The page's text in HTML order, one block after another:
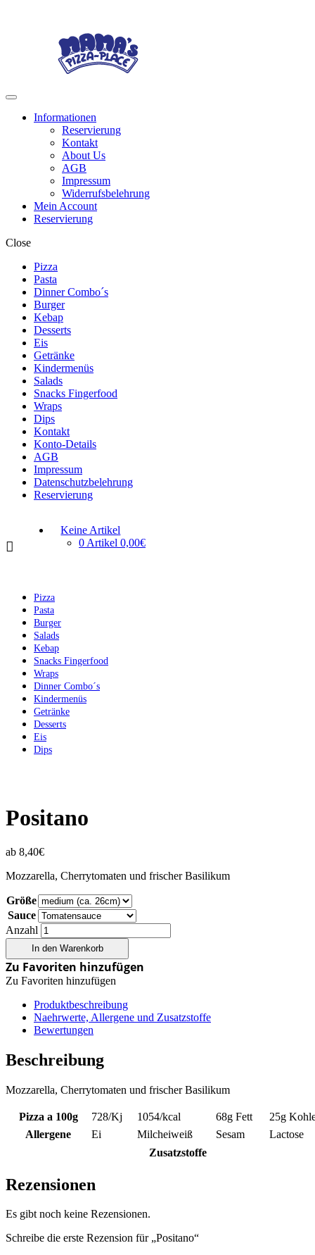
Menu
Informationen
Reservierung
Kontakt
About Us
AGB
Impressum
Widerrufsbelehrung
Mein Account
Reservierung
Close
Pizza
Pasta
Dinner Combo´s
Burger
Kebap
Desserts
Eis
Getränke
Kindermenüs
Salads
Snacks Fingerfood
Wraps
Dips
Kontakt
Konto-Details
AGB
Impressum
Datenschutzbelehrung
Reservierung
Keine Artikel
0 Artikel 0,00€
Pizza
Pasta
Burger
Salads
Kebap
Snacks Fingerfood
Wraps
Dinner Combo´s
Kindermenüs
Getränke
Desserts
Eis
Dips
Positano
ab 8,40€
Mozzarella, Cherrytomaten und frischer Basilikum
Größe
Sauce
Anzahl
In den Warenkorb
Zu Favoriten hinzufügen
Zu Favoriten hinzufügen
Produktbeschreibung
Naehrwerte, Allergene und Zusatzstoffe
Bewertungen
Beschreibung
Mozzarella, Cherrytomaten und frischer Basilikum
Pizza a 100g 728/Kj 1054/kcal 68g Fett 25g
Allergene
Ei Milcheiweiß Sesam
Lactose
Zusatzstoffe
Rezensionen
Es gibt noch keine Rezensionen.
Schreibe die erste Rezension für „Positano“